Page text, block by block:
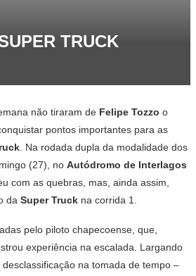
TRUCK
não tiraram de Felipe Tozzo o
pontos importantes para as
. Na rodada dupla da modalidade dos
(27), no Autódromo de Interlagos
com as quebras, mas, ainda assim,
da Super Truck na corrida 1.
pelo piloto chapecoense, que,
experiência na escalada. Largando
na tomada de tempo –